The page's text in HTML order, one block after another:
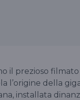
il prezioso
l’origine della
installata